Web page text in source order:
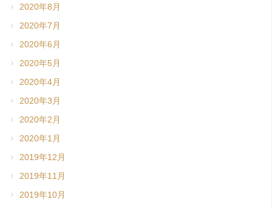
2020年8月
2020年7月
2020年6月
2020年5月
2020年4月
2020年3月
2020年2月
2020年1月
2019年12月
2019年11月
2019年10月